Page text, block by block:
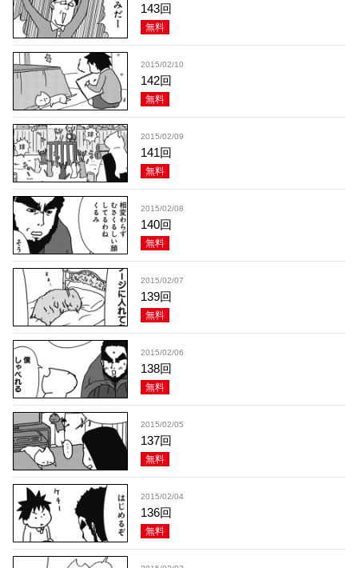
143回
無料
2015/02/10
142回
無料
2015/02/09
141回
無料
2015/02/08
140回
無料
2015/02/07
139回
無料
2015/02/06
138回
無料
2015/02/05
137回
無料
2015/02/04
136回
無料